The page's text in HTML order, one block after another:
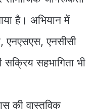
है। अभियान में
एनएसएस, एनसीसी
सहभागिता भी
की वास्तविक